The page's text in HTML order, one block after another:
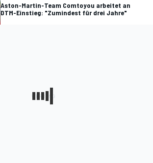
Aston-Martin-Team Comtoyou arbeitet an
DTM-Einstieg: "Zumindest für drei Jahre"